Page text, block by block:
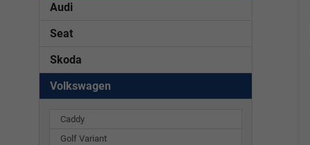
Audi
Seat
Skoda
Volkswagen
Caddy
Golf Variant